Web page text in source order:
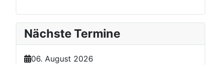
Nächste Termine
06. August 2026